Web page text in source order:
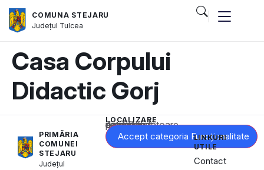
COMUNA STEJARU
Județul Tulcea
Casa Corpului
Didactic Gorj
PRIMĂRIA
COMUNEI
STEJARU
Județul
LOCALIZARE
Acest conținut este blocat până când acceptați categoria corespunzătoare de cookie-uri.
Accept categoria Funcționalitate
LINKURI
UTILE
Contact